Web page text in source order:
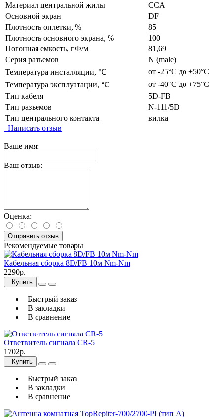
Материал центральной жилы
CСA
Основной экран
DF
Плотность оплетки, %
85
Плотность основного экрана, %
100
Погонная емкость, пФ/м
81,69
Серия разъемов
N (male)
Температура инсталляции, ℃
от -25°С до +50°С
Температура эксплуатации, ℃
от -40°С до +75°С
Тип кабеля
5D-FB
Тип разъемов
N-111/5D
Тип центрального контакта
вилка
Написать отзыв
Ваше имя:
Ваш отзыв:
Оценка:
Отправить отзыв
Рекомендуемые товары
Кабельная сборка 8D/FB 10м Nm-Nm
2290р.
Купить
Быстрый заказ
В закладки
В сравнение
Ответвитель сигнала CR-5
1702р.
Купить
Быстрый заказ
В закладки
В сравнение